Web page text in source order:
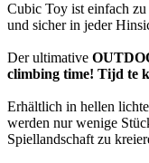
Cubic Toy ist einfach
und sicher in jeder
Der ultimative
climbing time! Tijd te
Erhältlich in hellen
werden nur wenige
Spiellandschaft zu